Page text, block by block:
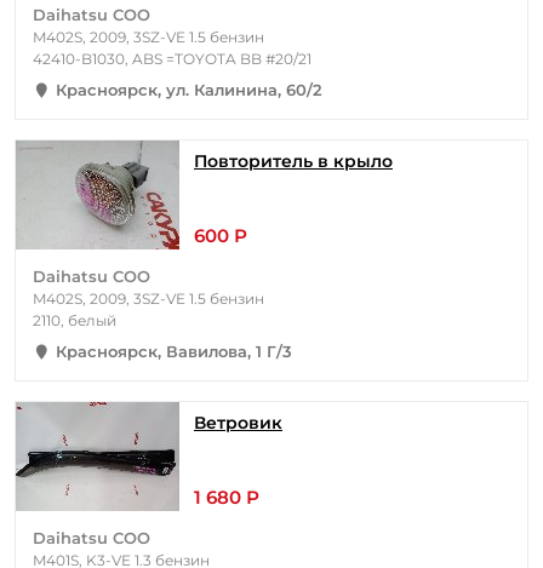
Daihatsu COO
M402S, 2009, 3SZ-VE 1.5 бензин
42410-B1030, ABS =TOYOTA BB #20/21
Красноярск, ул. Калинина, 60/2
Повторитель в крыло
600 Р
Daihatsu COO
M402S, 2009, 3SZ-VE 1.5 бензин
2110, белый
Красноярск, Вавилова, 1 Г/3
Ветровик
1 680 Р
Daihatsu COO
M401S, K3-VE 1.3 бензин